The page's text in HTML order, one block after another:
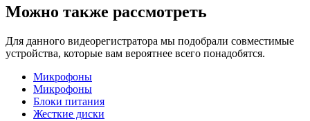
Можно также рассмотреть
Для данного видеорегистратора мы подобрали совместимые
устройства, которые вам вероятнее всего понадобятся.
Микрофоны
Микрофоны
Блоки питания
Жесткие диски